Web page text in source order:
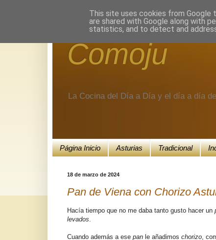
Comoju
La Cocina del Día a Día y el día a día
Página Inicio Asturias Tradicional
18 de marzo de 2024
Pan de Viena con Chorizo
Hacía tiempo que no me daba tanto gusto hacer un
levados
Cuando además a ese pan le añadimos chorizo ,
This site uses cookies from Google
are shared with Google along with
statistics, and to detect and